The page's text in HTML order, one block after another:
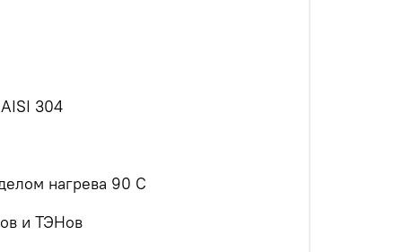
304
нагрева 90 С
и ТЭНов